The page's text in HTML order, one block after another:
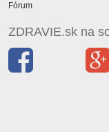
Fórum
ZDRAVIE.sk na